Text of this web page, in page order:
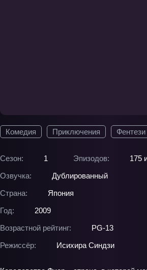
Комедия Приключения Фентези
Сезон: 1 Эпизодов:
175
Озвучка:
Дублированный
Страна:
Япония
Год:
2009
Возрастной рейтинг:
PG-13
Режиссёр:
Исихира Синдзи